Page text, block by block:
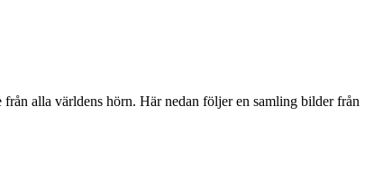
alla världens hörn. Här nedan följer en samling bilder från